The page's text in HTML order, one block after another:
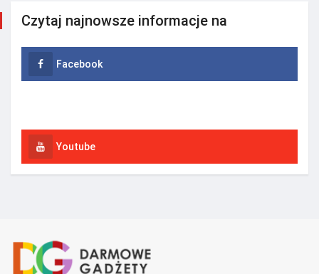
Czytaj najnowsze informacje na
Facebook
Youtube